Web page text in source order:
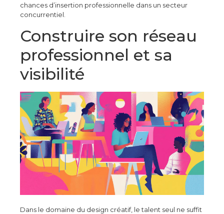
chances d’insertion professionnelle dans un secteur
concurrentiel.
Construire son réseau
professionnel et sa
visibilité
Dans le domaine du design créatif, le talent seul ne suffit